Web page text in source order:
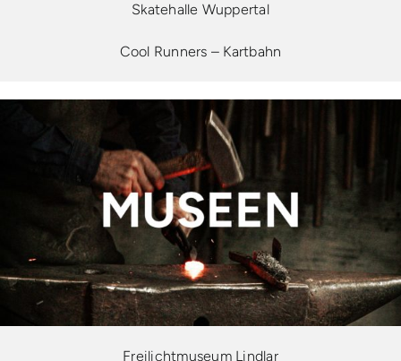
Skatehalle Wuppertal
Cool Runners – Kartbahn
Freilichtmuseum Lindlar